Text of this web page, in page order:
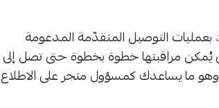
بعمليات التوصيل المتقدّمة المدعومة
يُمكن مراقبتها خطوة بخطوة حتى تصل إلى
ما يساعدك كمسؤول متجر على الاطلاع